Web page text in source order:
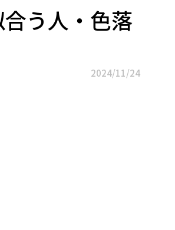
う人・色落
2024/11/24